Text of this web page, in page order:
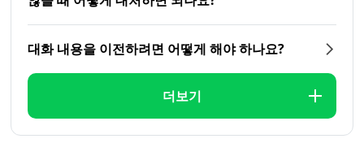
대화 내용을 이전하려면 어떻게 해야 하나요?
더보기